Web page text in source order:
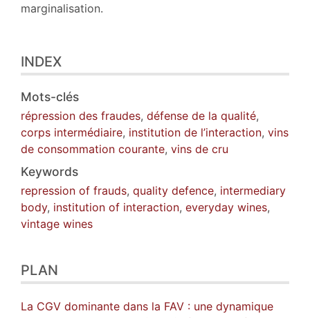
marginalisation.
INDEX
Mots-clés
répression des fraudes, défense de la qualité,
corps intermédiaire, institution de l’interaction, vins
de consommation courante, vins de cru
Keywords
repression of frauds, quality defence, intermediary
body, institution of interaction, everyday wines,
vintage wines
PLAN
La CGV dominante dans la FAV : une dynamique